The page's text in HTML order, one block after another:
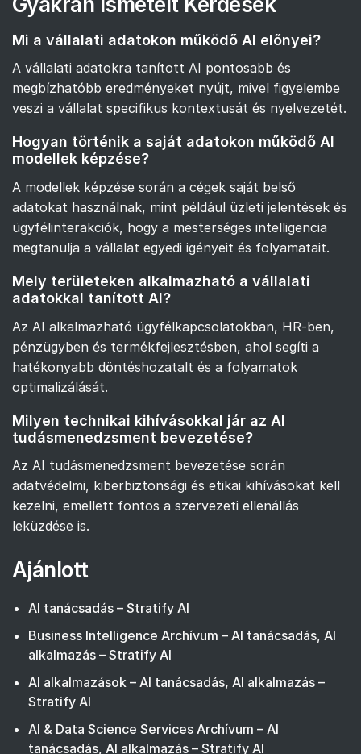
Mi a vállalati adatokon működő AI előnyei?
A vállalati adatokra tanított AI pontosabb és
megbízhatóbb eredményeket nyújt, mivel figyelembe
veszi a vállalat specifikus kontextusát és nyelvezetét.
Hogyan történik a saját adatokon működő AI
modellek képzése?
A modellek képzése során a cégek saját belső
adatokat használnak, mint például üzleti jelentések és
ügyfélinterakciók, hogy a mesterséges intelligencia
megtanulja a vállalat egyedi igényeit és folyamatait.
Mely területeken alkalmazható a vállalati
adatokkal tanított AI?
Az AI alkalmazható ügyfélkapcsolatokban, HR-ben,
pénzügyben és termékfejlesztésben, ahol segíti a
hatékonyabb döntéshozatalt és a folyamatok
optimalizálását.
Milyen technikai kihívásokkal jár az AI
tudásmenedzsment bevezetése?
Az AI tudásmenedzsment bevezetése során
adatvédelmi, kiberbiztonsági és etikai kihívásokat kell
kezelni, emellett fontos a szervezeti ellenállás
leküzdése is.
Ajánlott
AI tanácsadás – Stratify AI
Business Intelligence Archívum – AI tanácsadás, AI
alkalmazás – Stratify AI
AI alkalmazások – AI tanácsadás, AI alkalmazás –
Stratify AI
AI & Data Science Services Archívum – AI
tanácsadás, AI alkalmazás – Stratify AI